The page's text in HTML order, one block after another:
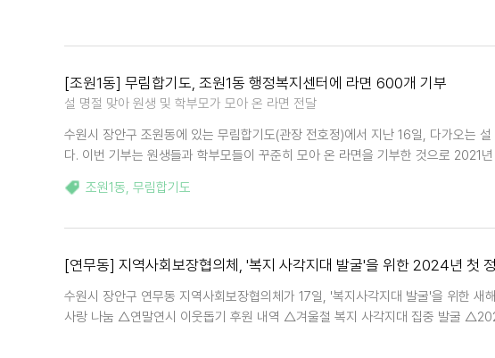
[조원1동] 무림합기도, 조원1동 행정복지센터에 라면 600개 기부
설 명절 맞아 원생 및 학부모가 모아 온 라면 전달
수원시 장안구 조원동에 있는 무림합기도(관장 전호정)에서 지난 16일, 다가오는
다. 이번 기부는 원생들과 학부모들이 꾸준히 모아 온 라면을 기부한 것으로 2021
조원1동, 무림합기도
[연무동] 지역사회보장협의체, '복지 사각지대 발굴'을 위한 2024년 첫
수원시 장안구 연무동 지역사회보장협의체가 17일, '복지사각지대 발굴'을 위한
사랑 나눔 △연말연시 이웃돕기 후원 내역 △겨울철 복지 사각지대 집중 발굴